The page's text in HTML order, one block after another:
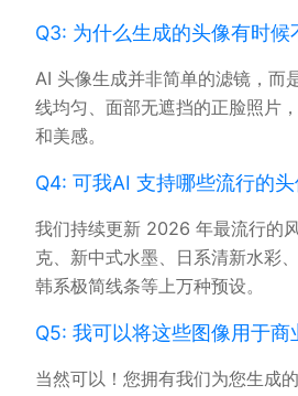
Q3: 为什么生成的头像有时候
AI 头像生成并非简单的滤镜，而
线均匀、面部无遮挡的正脸照片
和美感。
Q4: 可我AI 支持哪些流行的头
我们持续更新 2026 年最流行的
克、新中式水墨、日系清新水彩
韩系极简线条等上万种预设。
Q5: 我可以将这些图像用于商
当然可以！您拥有我们为您生成